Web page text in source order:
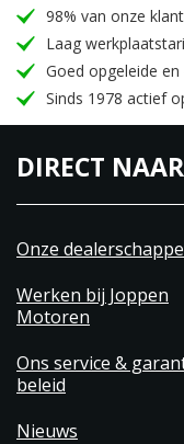
98% van onze
Laag
Goed opgeleide
Sinds 1978 actief
DIRECT
Onze
Werken bij Joppen
Motoren
Ons service &
beleid
Nieuws